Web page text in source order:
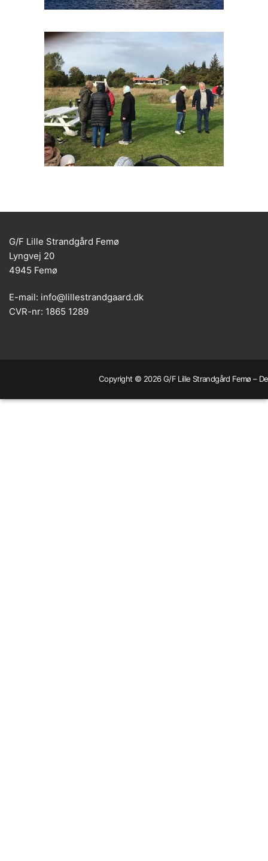
G/F Lille Strandgård Femø
Lyngvej 20
4945 Femø
E-mail: info@lillestrandgaard.dk
CVR-nr: 1865 1289
Copyright © 2026 G/F Lille Strandgård Femø –